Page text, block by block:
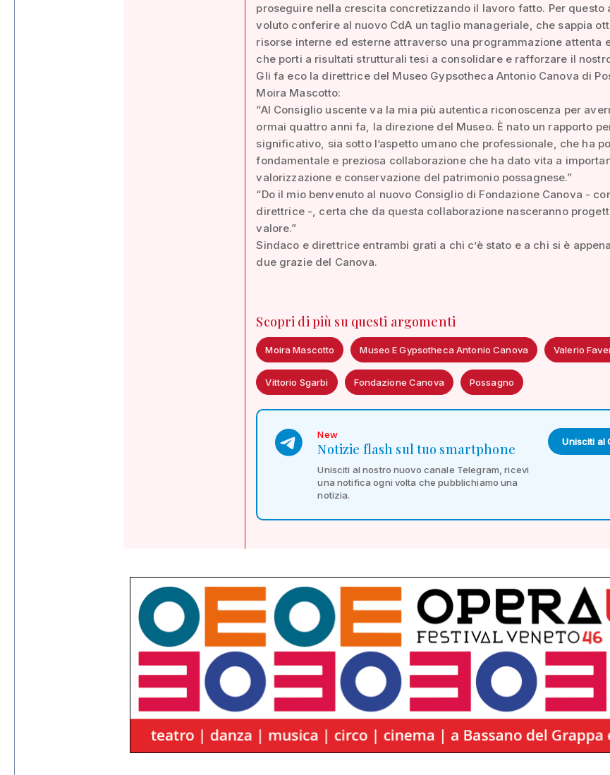
proseguire nella crescita concretizzando il lavoro fatto. Per questo
voluto conferire al nuovo CdA un taglio manageriale, che sappia
risorse interne ed esterne attraverso una programmazione attenta
che porti a risultati strutturali tesi a consolidare e rafforzare il
Gli fa eco la direttrice del Museo Gypsotheca Antonio Canova di
Moira Mascotto:
“Al Consiglio uscente va la mia più autentica riconoscenza per
ormai quattro anni fa, la direzione del Museo. È nato un rapporto
significativo, sia sotto l’aspetto umano che professionale, che ha
fondamentale e preziosa collaborazione che ha dato vita a
valorizzazione e conservazione del patrimonio possagnese.”
“Do il mio benvenuto al nuovo Consiglio di Fondazione Canova -
direttrice -, certa che da questa collaborazione nasceranno
valore.”
Sindaco e direttrice entrambi grati a chi c’è stato e a chi si è
due grazie del Canova.
Scopri di più su questi argomenti
Moira Mascotto Museo E Gypsotheca Antonio Canova Valerio
Vittorio Sgarbi Fondazione Canova Possagno
New
Notizie flash sul tuo smartphone
Unisciti al nostro nuovo canale Telegram, ricevi
una notifica ogni volta che pubblichiamo una
notizia.
Unisciti al